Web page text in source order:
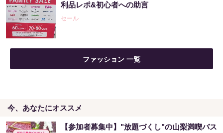
利品レポ&初心者への助言
セール
ファッション 一覧
今、あなたにオススメ
【参加者募集中】"放題づくし"の山梨満喫バス